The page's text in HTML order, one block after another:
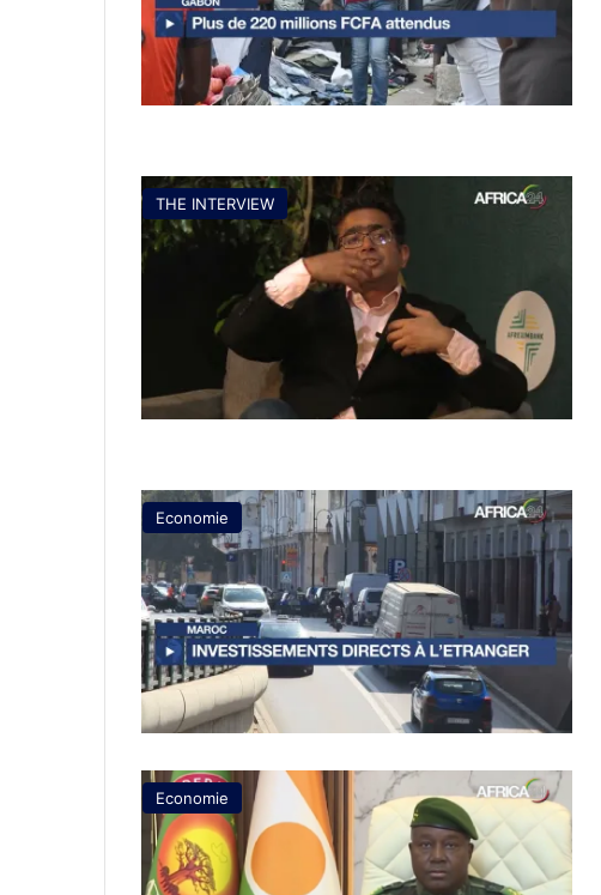
THE INTERVIEW
Economie
Economie